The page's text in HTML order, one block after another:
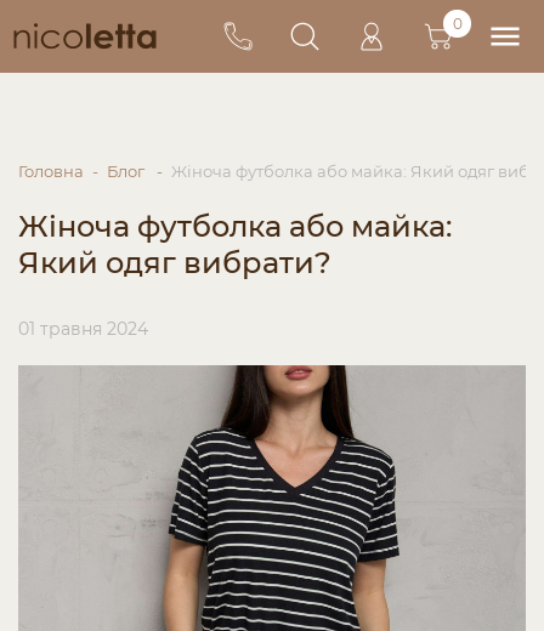
0
Головна Блог Жіноча футболка або майка: Який одяг
Жіноча футболка або майка:
Який одяг вибрати?
01 травня 2024